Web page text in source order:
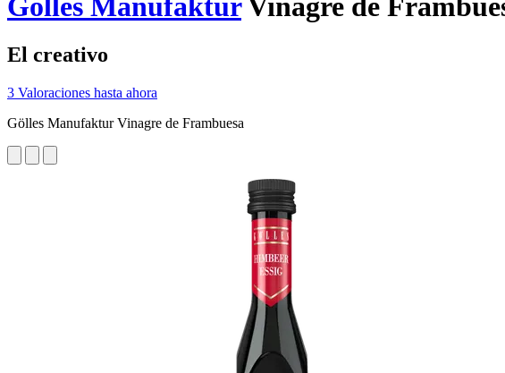
Gölles ManufakturVinagre de
El creativo
3 Valoraciones hasta ahora
Gölles Manufaktur Vinagre de Frambuesa